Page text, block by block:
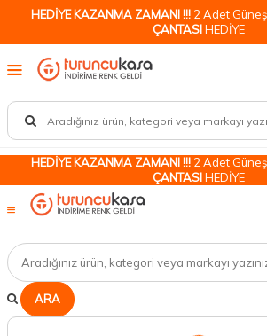
HEDİYE KAZANMA ZAMANI !!! 2 Adet
ÇANTASIHEDİYE
HEDİYE KAZANMA ZAMANI !!! 2 Adet
ÇANTASIHEDİYE
ARA